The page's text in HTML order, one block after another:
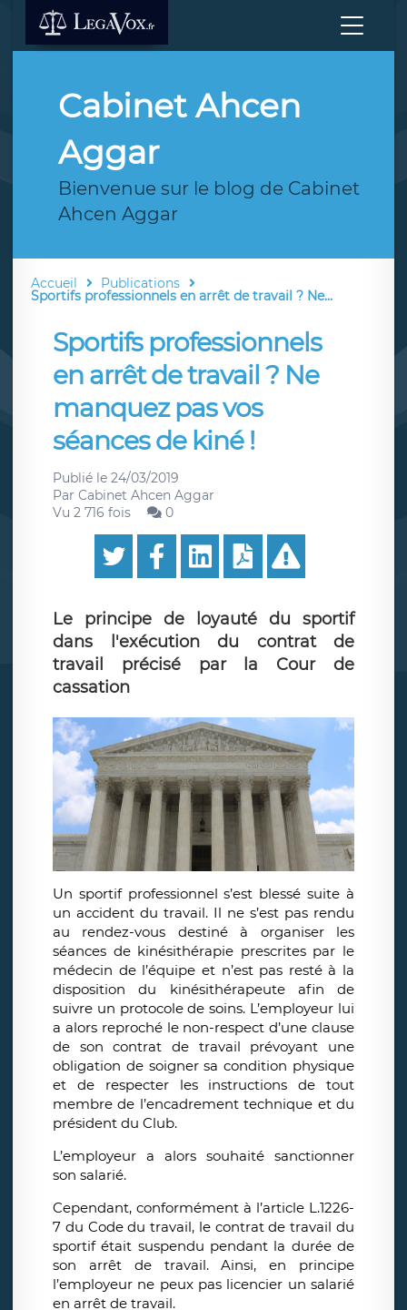
Cabinet Ahcen
Aggar
Bienvenue sur le blog de Cabinet
Ahcen Aggar
Accueil Publications
Sportifs professionnels en arrêt de travail ? Ne...
Sportifs professionnels
en arrêt de travail ? Ne
manquez pas vos
séances de kiné !
Publié le 24/03/2019
Par Cabinet Ahcen Aggar
Vu 2 716 fois
0
Le principe de loyauté du sportif
dans l'exécution du contrat de
travail précisé par la Cour de
cassation
Un sportif professionnel s’est blessé suite à
un accident du travail. Il ne s’est pas rendu
au rendez-vous destiné à organiser les
séances de kinésithérapie prescrites par le
médecin de l’équipe et n’est pas resté à la
disposition du kinésithérapeute afin de
suivre un protocole de soins. L’employeur lui
a alors reproché le non-respect d’une clause
de son contrat de travail prévoyant une
obligation de soigner sa condition physique
et de respecter les instructions de tout
membre de l’encadrement technique et du
président du Club.
L’employeur a alors souhaité sanctionner
son salarié.
Cependant, conformément à l’article L.1226-
7 du Code du travail, le contrat de travail du
sportif était suspendu pendant la durée de
son arrêt de travail. Ainsi, en principe
l’employeur ne peux pas licencier un salarié
en arrêt de travail.